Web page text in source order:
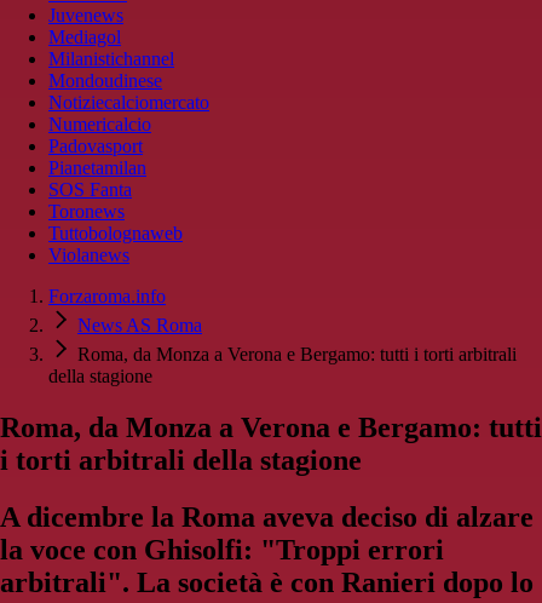
Juvenews
Mediagol
Milanistichannel
Mondoudinese
Notiziecalciomercato
Numericalcio
Padovasport
Pianetamilan
SOS Fanta
Toronews
Tuttobolognaweb
Violanews
Forzaroma.info
News AS Roma
Roma, da Monza a Verona e Bergamo: tutti i torti arbitrali
della stagione
Roma, da Monza a Verona e Bergamo: tutti
i torti arbitrali della stagione
A dicembre la Roma aveva deciso di alzare
la voce con Ghisolfi: "Troppi errori
arbitrali". La società è con Ranieri dopo lo